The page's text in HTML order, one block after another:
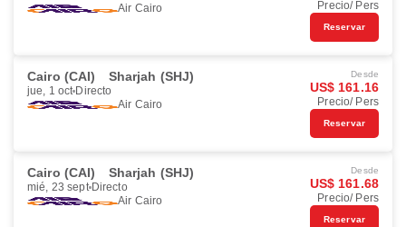
Air Cairo
Precio/ Pers
Reservar
Cairo (CAI) Sharjah (SHJ)
jue, 1 oct Directo
Air Cairo
Desde
US$ 161.16
Precio/ Pers
Reservar
Cairo (CAI) Sharjah (SHJ)
mié, 23 sept Directo
Air Cairo
Desde
US$ 161.68
Precio/ Pers
Reservar